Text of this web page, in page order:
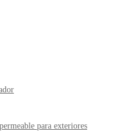
para exteriores